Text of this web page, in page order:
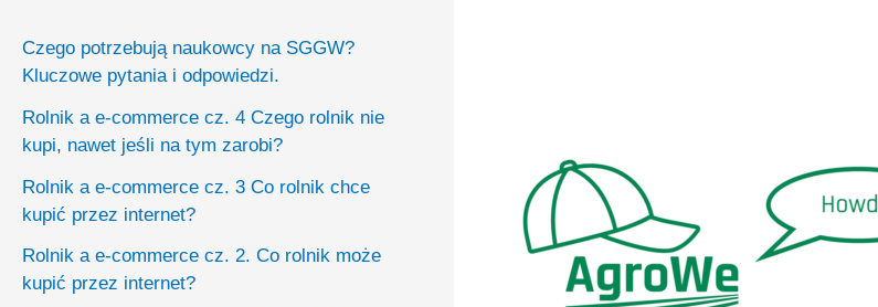
c
f
r
:
Czego potrzebują naukowcy na SGGW?
Kluczowe pytania i odpowiedzi.
Rolnik a e-commerce cz. 4 Czego rolnik nie
kupi, nawet jeśli na tym zarobi?
Rolnik a e-commerce cz. 3 Co rolnik chce
kupić przez internet?
Rolnik a e-commerce cz. 2. Co rolnik może
kupić przez internet?
internecie.
Jak
rozmawia